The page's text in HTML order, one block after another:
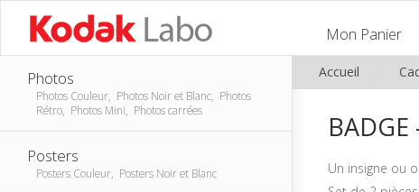
Mon Panier
Photos
Photos Couleur, Photos Noir et Blanc, Photos
Rétro, Photos Mini, Photos carrées
Posters
Posters Couleur, Posters Noir et Blanc
Accueil
Un insigne ou